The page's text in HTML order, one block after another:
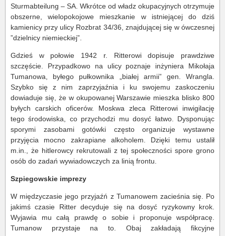
Sturmabteilung – SA. Wkrótce od władz okupacyjnych otrzymuje
obszerne, wielopokojowe mieszkanie w istniejącej do dziś
kamienicy przy ulicy Rozbrat 34/36, znajdującej się w ówczesnej
”dzielnicy niemieckiej”.
Gdzieś w połowie 1942 r. Ritterowi dopisuje prawdziwe
szczęście. Przypadkowo na ulicy poznaje inżyniera Mikołaja
Tumanowa, byłego pułkownika „białej armii” gen. Wrangla.
Szybko się z nim zaprzyjaźnia i ku swojemu zaskoczeniu
dowiaduje się, że w okupowanej Warszawie mieszka blisko 800
byłych carskich oficerów. Moskwa zleca Ritterowi inwigilację
tego środowiska, co przychodzi mu dosyć łatwo. Dysponując
sporymi zasobami gotówki często organizuje wystawne
przyjęcia mocno zakrapiane alkoholem. Dzięki temu ustalił
m.in., że hitlerowcy rekrutowali z tej społeczności spore grono
osób do zadań wywiadowczych za linią frontu.
Szpiegowskie imprezy
W międzyczasie jego przyjaźń z Tumanowem zacieśnia się. Po
jakimś czasie Ritter decyduje się na dosyć ryzykowny krok.
Wyjawia mu całą prawdę o sobie i proponuje współpracę.
Tumanow przystaje na to. Obaj zakładają fikcyjne